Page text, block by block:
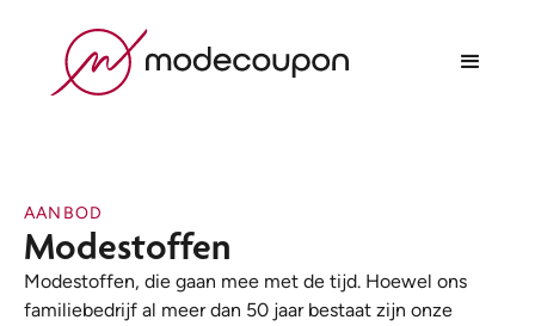
AANBOD
Modestoffen
Modestoffen, die gaan mee met de tijd. Hoewel ons
familiebedrijf al meer dan 50 jaar bestaat zijn onze